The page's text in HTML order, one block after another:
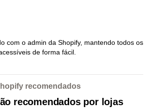
com o admin da Shopify, mantendo todos os
de forma fácil.
recomendados
recomendados por lojas